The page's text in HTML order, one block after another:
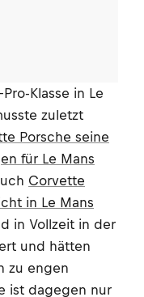
Klasse in Le
zuletzt
Porsche seine
für Le Mans
Corvette
in Le Mans
in Vollzeit in der
und hätten
zu engen
ist dagegen nur